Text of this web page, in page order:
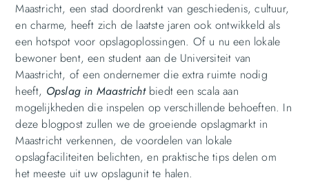
Maastricht, een stad doordrenkt van geschiedenis, cultuur,
en charme, heeft zich de laatste jaren ook ontwikkeld als
een hotspot voor opslagoplossingen. Of u nu een lokale
bewoner bent, een student aan de Universiteit van
Maastricht, of een ondernemer die extra ruimte nodig
heeft, Opslag in Maastrichtbiedt een scala aan
mogelijkheden die inspelen op verschillende behoeften. In
deze blogpost zullen we de groeiende opslagmarkt in
Maastricht verkennen, de voordelen van lokale
opslagfaciliteiten belichten, en praktische tips delen om
het meeste uit uw opslagunit te halen.